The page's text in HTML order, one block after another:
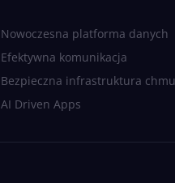
Nowoczesna platforma danych
Efektywna komunikacja
Bezpieczna infrastruktura
AI Driven Apps